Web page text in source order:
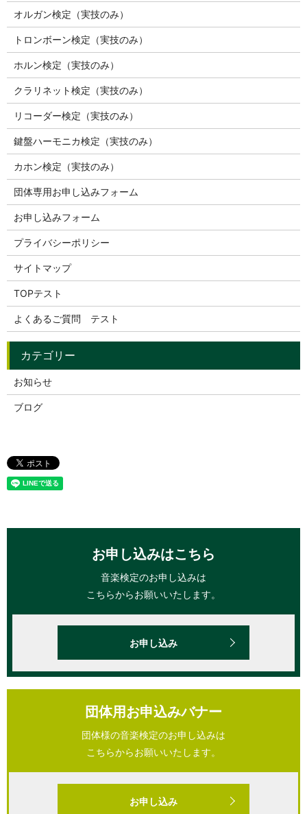
オルガン検定（実技のみ）
トロンボーン検定（実技のみ）
ホルン検定（実技のみ）
クラリネット検定（実技のみ）
リコーダー検定（実技のみ）
鍵盤ハーモニカ検定（実技のみ）
カホン検定（実技のみ）
団体専用お申し込みフォーム
お申し込みフォーム
プライバシーポリシー
サイトマップ
TOPテスト
よくあるご質問 テスト
お知らせ
ブログ
お申し込みはこちら
音楽検定のお申し込みは
こちらからお願いいたします。
お申し込み
団体用お申込みバナー
団体様の音楽検定のお申し込みは
こちらからお願いいたします。
お申し込み